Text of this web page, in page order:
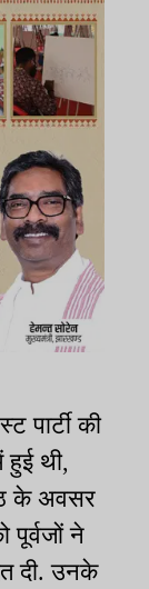
पार्टी की
हुई थी,
के अवसर
पूर्वजों ने
दी. उनके